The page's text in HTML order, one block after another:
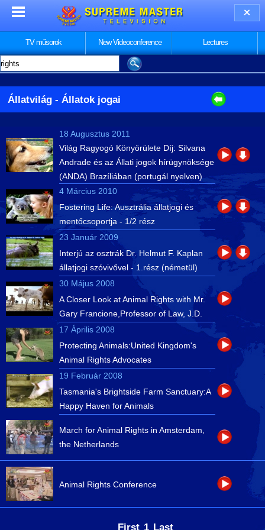
TV műsorok New Videoconference Lectures
Állatvilág - Állatok jogai
18 Augusztus 2011
Világ Ragyogó Könyörülete Díj: Silvana
Andrade és az Állati jogok hírügynöksége
(ANDA) Brazíliában (portugál nyelven)
4 Március 2010
Fostering Life: Ausztrália állatjogi és
mentőcsoportja - 1/2 rész
23 Január 2009
Interjú az osztrák Dr. Helmut F. Kaplan
állatjogi szóvivővel - 1.rész (németül)
30 Május 2008
A Closer Look at Animal Rights with Mr.
Gary Francione,Professor of Law, J.D.
17 Április 2008
Protecting Animals:United Kingdom's
Animal Rights Advocates
19 Február 2008
Tasmania's Brightside Farm Sanctuary:A
Happy Haven for Animals
March for Animal Rights in Amsterdam,
the Netherlands
Animal Rights Conference
First 1 Last